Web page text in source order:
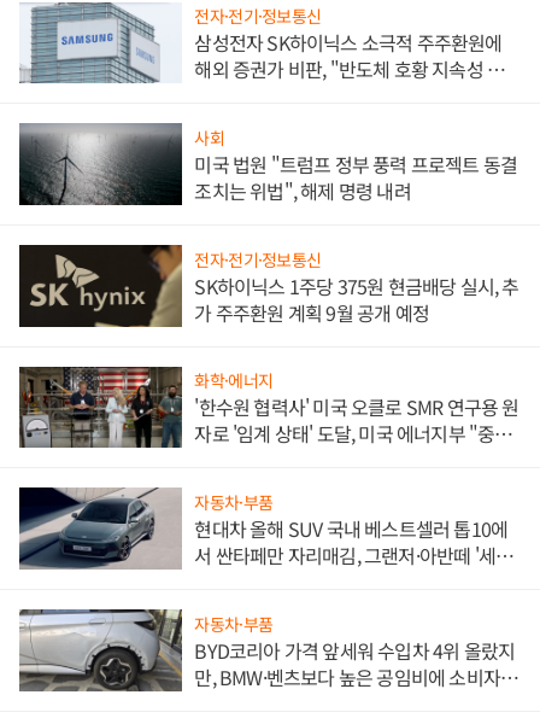
전자·전기·정보통신
삼성전자 SK하이닉스 소극적 주주환원에
해외 증권가 비판, "반도체 호황 지속성 의
사회
미국 법원 "트럼프 정부 풍력 프로젝트 동결
조치는 위법", 해제 명령 내려
전자·전기·정보통신
SK하이닉스 1주당 375원 현금배당 실시, 추
가 주주환원 계획 9월 공개 예정
화학·에너지
'한수원 협력사' 미국 오클로 SMR 연구용 원
자로 '임계 상태' 도달, 미국 에너지부 "중요
자동차·부품
현대차 올해 SUV 국내 베스트셀러 톱10에
서 싼타페만 자리매김, 그랜저·아반떼 '세단
자동차·부품
BYD코리아 가격 앞세워 수입차 4위 올랐지
만, BMW·벤츠보다 높은 공임비에 소비자